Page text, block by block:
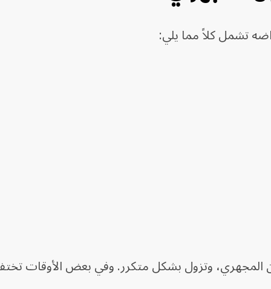
تشمل كلاً مما يلي:
المجهري، وتزول بشكل متكرر. وفي بعض الأوقات